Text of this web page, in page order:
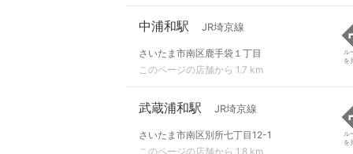
中浦和駅 JR埼京線
さいたま市南区鹿手袋１丁目
このページの店舗から 1.7 km
ル
を
武蔵浦和駅 JR埼京線
さいたま市南区別所七丁目12-1
このページの店舗から 1.8 km
ル
を